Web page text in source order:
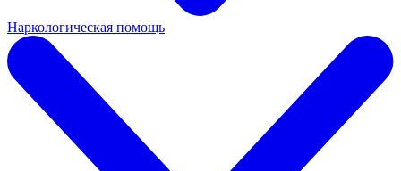
Наркологическая помощь